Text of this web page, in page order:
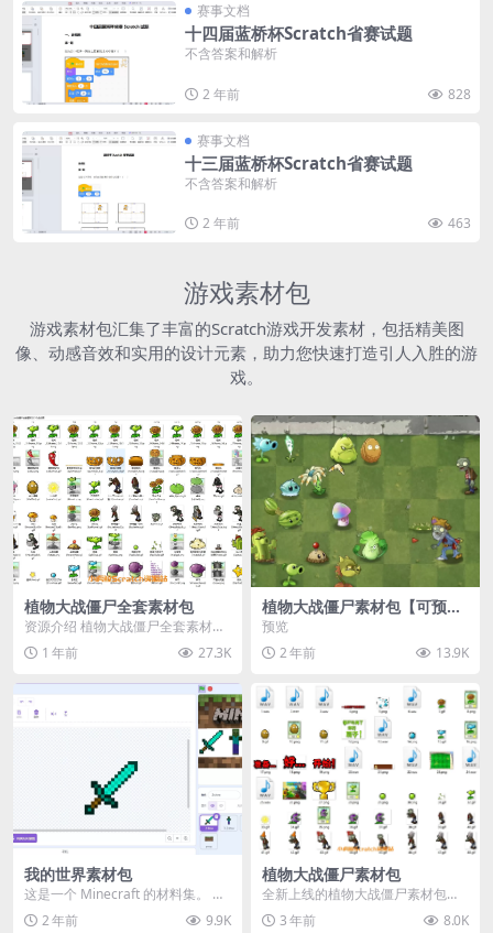
赛事文档
十四届蓝桥杯Scratch省赛试题
不含答案和解析
2 年前 828
赛事文档
十三届蓝桥杯Scratch省赛试题
不含答案和解析
2 年前 463
游戏素材包
游戏素材包汇集了丰富的Scratch游戏开发素材，包括精美图
像、动感音效和实用的设计元素，助力您快速打造引人入胜的游
戏。
植物大战僵尸全套素材包
资源介绍 植物大战僵尸全套素材
包，包含227个丰富多样的素材，
涵盖角色、背景、动...
1 年前 27.3K
植物大战僵尸素材包【可预
览】
预览
2 年前
13.9K
我的世界素材包
这是一个 Minecraft 的材料集。 操
作方法如下： 工具 → 右箭头 怪物...
2 年前 9.9K
植物大战僵尸素材包
全新上线的植物大战僵尸素材包，
内含48个精选资源，涵盖角色、场
景、音效等多样内容...
3 年前 8.0K